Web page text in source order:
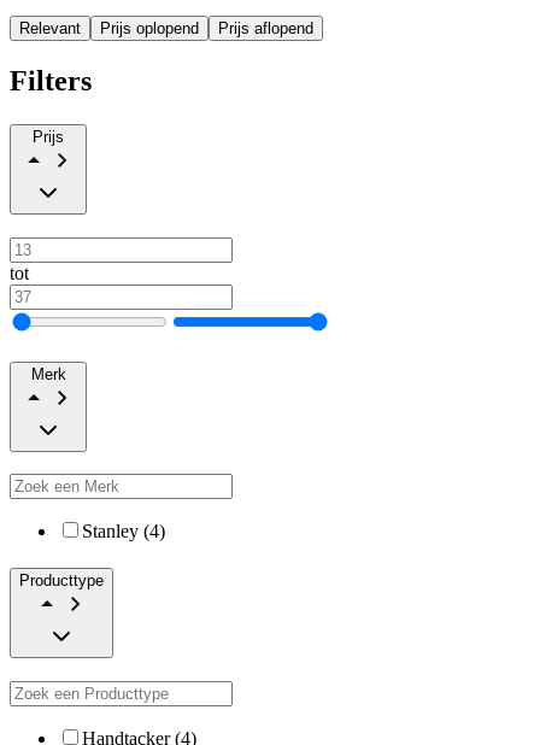
Relevant Prijs oplopend Prijs aflopend
Filters
Prijs
tot
Merk
Stanley (4)
Producttype
Handtacker (4)